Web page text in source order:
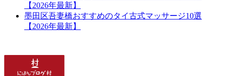
【2026年最新】
墨田区吾妻橋おすすめのタイ古式マッサージ10選
【2026年最新】